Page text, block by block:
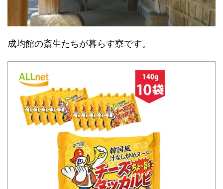
成均館の斎生たちが暮らす寮です。